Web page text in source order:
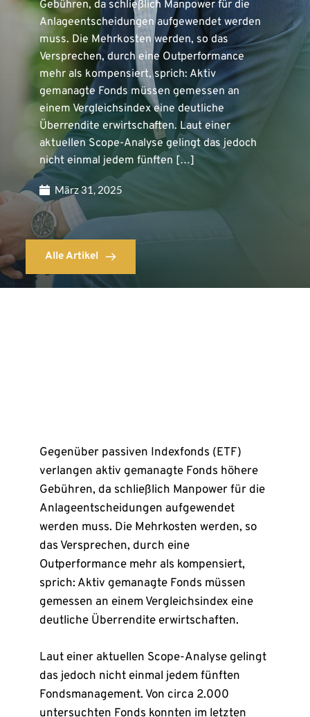
Gebühren, da schließlich Manpower für die
Anlageentscheidungen aufgewendet werden
muss. Die Mehrkosten werden, so das
Versprechen, durch eine Outperformance
mehr als kompensiert, sprich: Aktiv
gemanagte Fonds müssen gemessen an
einem Vergleichsindex eine deutliche
Überrendite erwirtschaften. Laut einer
aktuellen Scope-Analyse gelingt das jedoch
nicht einmal jedem fünften […]
März 31, 2025
Alle Artikel
Gegenüber passiven Indexfonds (ETF)
verlangen aktiv gemanagte Fonds höhere
Gebühren, da schließlich Manpower für die
Anlageentscheidungen aufgewendet
werden muss. Die Mehrkosten werden, so
das Versprechen, durch eine
Outperformance mehr als kompensiert,
sprich: Aktiv gemanagte Fonds müssen
gemessen an einem Vergleichsindex eine
deutliche Überrendite erwirtschaften.
Laut einer aktuellen Scope-Analyse gelingt
das jedoch nicht einmal jedem fünften
Fondsmanagement. Von circa 2.000
untersuchten Fonds konnten im letzten